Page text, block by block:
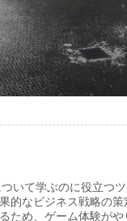
いて学ぶのに役立つ
的なビジネス戦略の
め、ゲーム体験がや